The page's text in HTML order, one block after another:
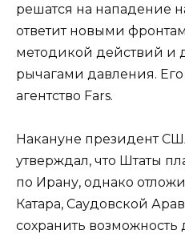
решатся на нападение
ответит новыми
методикой действий и
рычагами давления.
агентство Fars.
Накануне президент
утверждал, что Штаты
по Ирану, однако
Катара, Саудовской
сохранить возможность